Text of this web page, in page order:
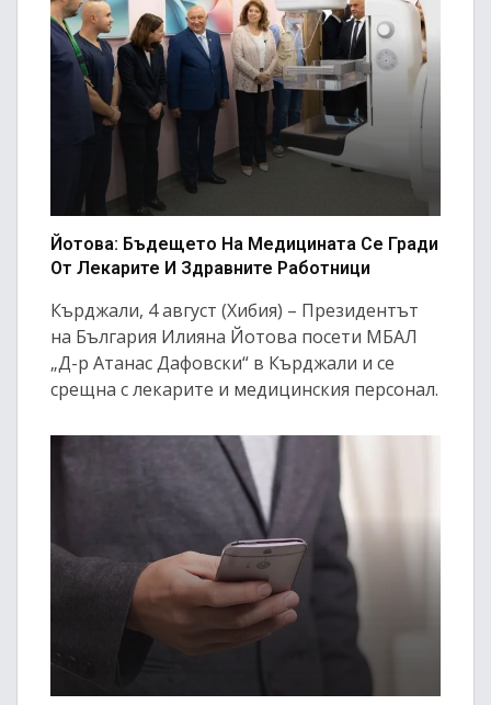
Йотова: Бъдещето На Медицината Се Гради
От Лекарите И Здравните Работници
Кърджали, 4 август (Хибия) – Президентът
на България Илияна Йотова посети МБАЛ
„Д-р Атанас Дафовски“ в Кърджали и се
срещна с лекарите и медицинския персонал.